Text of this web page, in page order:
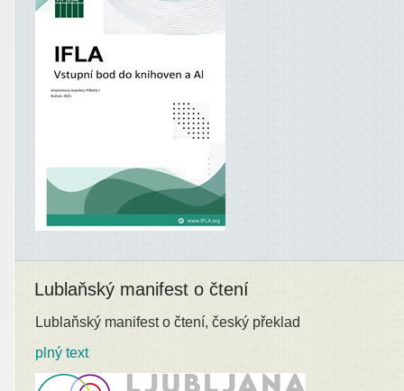
Lublaňský manifest o čtení
Lublaňský manifest o čtení, český překlad
plný text